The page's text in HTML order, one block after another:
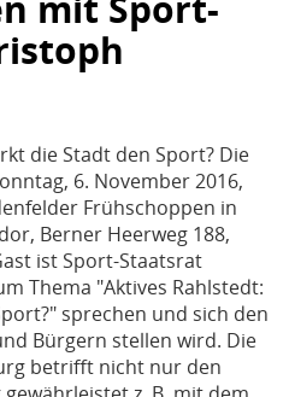
die Stadt den Sport? Die
6. November 2016,
Frühschoppen in
Berner Heerweg 188,
ist Sport-Staatsrat
Thema "Aktives Rahlstedt:
sprechen und sich den
Bürgern stellen wird. Die
betrifft nicht nur den